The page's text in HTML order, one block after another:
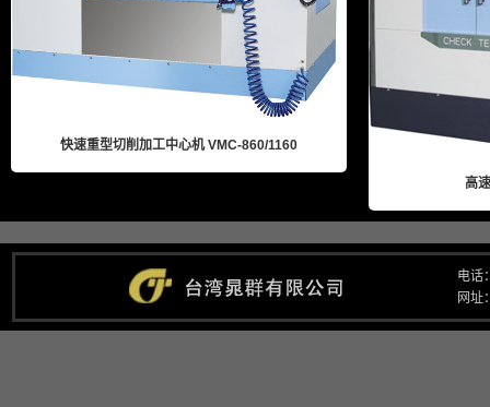
快速重型切削加工中心机 VMC-860/1160
高
电话
网址